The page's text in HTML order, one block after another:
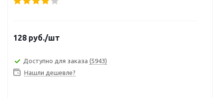
128 руб./шт
Доступно для заказа (5943)
Нашли дешевле?